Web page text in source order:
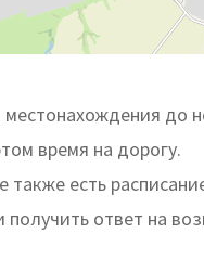
до
время на дорогу.
также есть
ответ на